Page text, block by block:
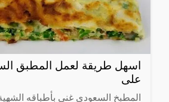
اسهل طريقة لعمل المطبق
على
المطبخ السعودي غني بأطباقه